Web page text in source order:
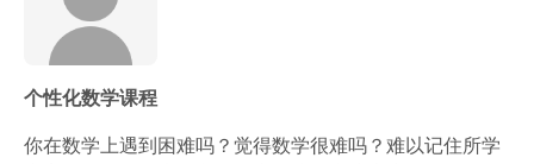
个性化数学课程
你在数学上遇到困难吗？觉得数学很难吗？难以记住所学